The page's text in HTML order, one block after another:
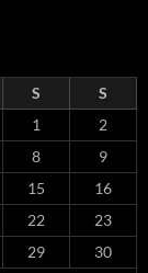
S
S
1
2
8
9
15
16
22
23
29
30